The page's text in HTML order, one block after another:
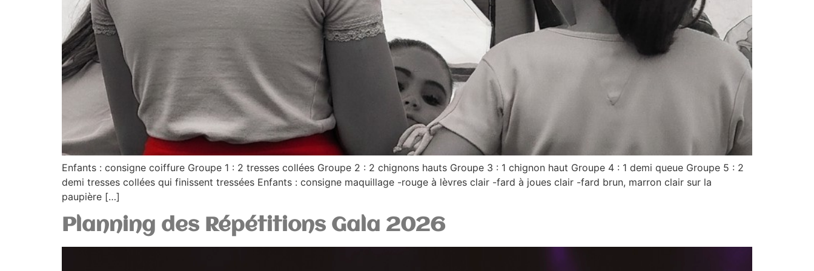
Enfants : consigne coiffure Groupe 1 : 2 tresses collées Groupe 2 : 2 chignons hauts Groupe 3 : 1 chignon haut Groupe 4 : 1 demi queue Groupe 5 : 2
demi tresses collées qui finissent tressées Enfants : consigne maquillage -rouge à lèvres clair -fard à joues clair -fard brun, marron clair sur la
paupière […]
Planning des Répétitions Gala 2026